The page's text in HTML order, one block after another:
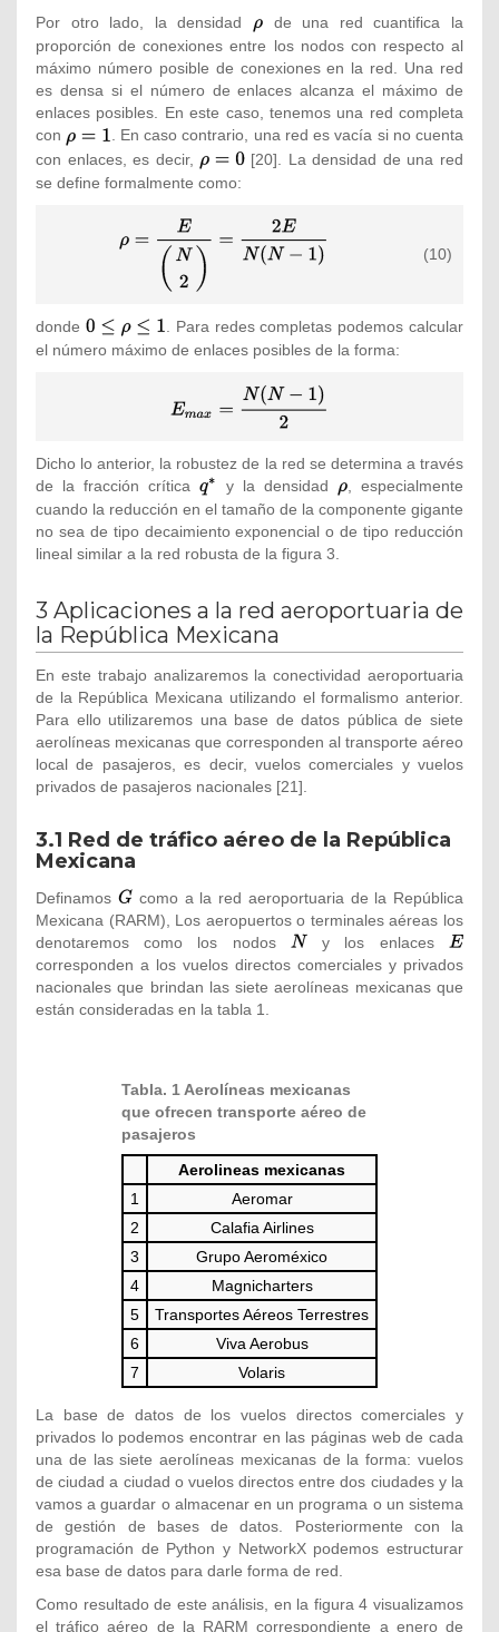
Por otro lado, la densidad {\textstyle
\rho }
de una red cuantifica la
proporción de conexiones entre los nodos con respecto al
máximo número posible de conexiones en la red. Una red
es densa si el número de enlaces alcanza el máximo de
enlaces posibles. En este caso, tenemos una red completa
con {\textstyle
\rho =1}
. En caso contrario, una red es vacía si no cuenta
con enlaces, es decir, {\textstyle
\rho =0}
[20]. La densidad de una red
se define formalmente como:
{\displaystyle \rho ={\frac {E}
{\begin{pmatrix}N\\2\end{pmatrix}}}=
{\frac {2E}{N(N-1)}}}
(10)
donde {\textstyle
0\leq \rho
. Para redes completas podemos calcular
el número máximo de enlaces posibles de la forma:
{\displaystyle
E_{max}=
1)}{2}}}
Dicho lo anterior, la robustez de la red se determina a través
de la fracción crítica{\textstyle
q^{*}}
y la densidad {\textstyle
\rho }
, especialmente
cuando la reducción en el tamaño de la componente gigante
no sea de tipo decaimiento exponencial o de tipo reducción
lineal similar a la red robusta de la figura 3.
3 Aplicaciones a la red aeroportuaria de
la República Mexicana
En este trabajo analizaremos la conectividad aeroportuaria
de la República Mexicana utilizando el formalismo anterior.
Para ello utilizaremos una base de datos pública de siete
aerolíneas mexicanas que corresponden al transporte aéreo
local de pasajeros, es decir, vuelos comerciales y vuelos
privados de pasajeros nacionales [21].
3.1 Red de tráfico aéreo de la República
Mexicana
Definamos {\textstyle
G}
como a la red aeroportuaria de la República
Mexicana (RARM), Los aeropuertos o terminales aéreas los
denotaremos como los nodos {\textstyle
N}
y los enlaces
E}
corresponden a los vuelos directos comerciales y privados
nacionales que brindan las siete aerolíneas mexicanas que
están consideradas en la tabla 1.
Tabla. 1 Aerolíneas mexicanas
que ofrecen transporte aéreo de
pasajeros
Aerolineas mexicanas
1
Aeromar
2
Calafia Airlines
3
Grupo Aeroméxico
4
Magnicharters
5
Transportes Aéreos Terrestres
6
Viva Aerobus
7
Volaris
La base de datos de los vuelos directos comerciales y
privados lo podemos encontrar en las páginas web de cada
una de las siete aerolíneas mexicanas de la forma: vuelos
de ciudad a ciudad o vuelos directos entre dos ciudades y la
vamos a guardar o almacenar en un programa o un sistema
de gestión de bases de datos. Posteriormente con la
programación de Python y NetworkX podemos estructurar
esa base de datos para darle forma de red.
Como resultado de este análisis, en la figura 4 visualizamos
el tráfico aéreo de la RARM correspondiente a enero de